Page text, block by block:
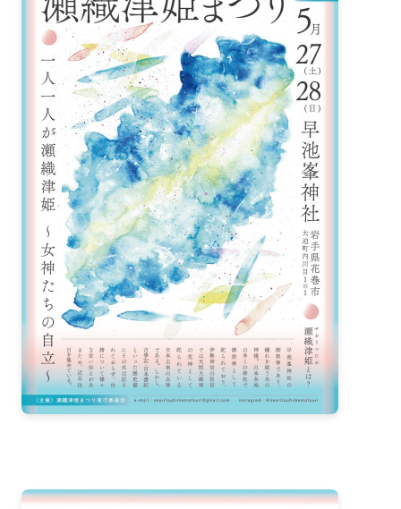
2023-05（2）
2023-04（1）
2024-07（2）
2024-06（1）
2024-04（2）
2024-03（1）
2024-02（2）
2024-01（1）
2023-10（1）
2023-08（3）
2023-04（1）